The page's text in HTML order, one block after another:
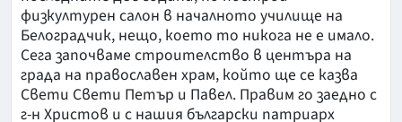
физкултурен салон в началното училище на
Белоградчик, нещо, което то никога не е имало.
Сега започваме строителство в центъра на
града на православен храм, който ще се казва
Свети Свети Петър и Павел. Правим го заедно с
г-н Христов и с нашия български патриарх